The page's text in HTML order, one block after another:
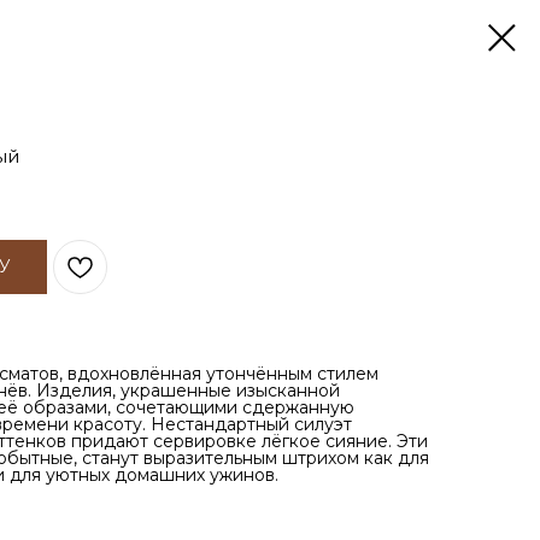
вдохновлённая утончённым стилем
Изделия, украшенные изысканной
образами, сочетающими сдержанную
красоту. Нестандартный силуэт
придают сервировке лёгкое сияние. Эти
станут выразительным штрихом как для
для уютных домашних ужинов.